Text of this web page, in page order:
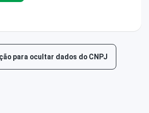
para ocultar dados do CNPJ